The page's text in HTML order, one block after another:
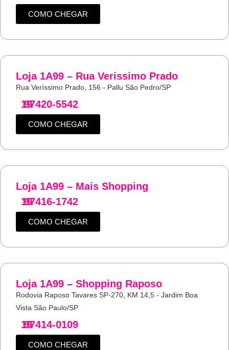
COMO CHEGAR
Loja 1A99 – Rua Verissimo Prado
Rua Veríssimo Prado, 156 - Pallu São Pedro/SP
19
97420-5542
COMO CHEGAR
Loja 1A99 – Mais Shopping
19
97416-1742
COMO CHEGAR
Loja 1A99 – Shopping Raposo
Rodovia Raposo Tavares SP-270, KM 14,5 - Jardim Boa
Vista São Paulo/SP
19
97414-0109
COMO CHEGAR